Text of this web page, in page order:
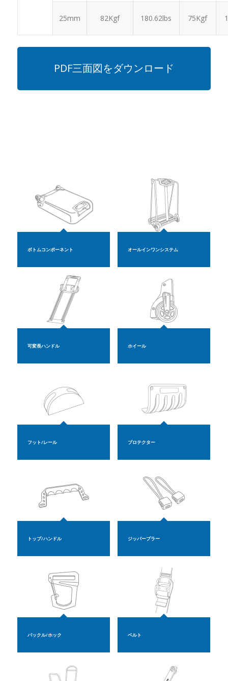
25mm 82Kgf 180.62lbs 75Kgf
PDF三面図をダウンロード
ボトムコンポーネント オールインワンシステム
可変長ハンドル ホイール
フット/レール プロテクター
トップ/ハンドル ジッパープラー
バックル/ホック ベルト